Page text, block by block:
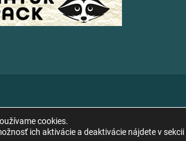
cookies.
ich aktivácie a deaktivácie nájdete v sekcii